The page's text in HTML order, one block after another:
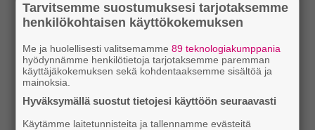
Tarvitsemme suostumuksesi tarjotaksemme
henkilökohtaisen käyttökokemuksen
Me ja huolellisesti valitsemamme89 teknologiakumppania
hyödynnämme henkilötietoja tarjotaksemme paremman
käyttäjäkokemuksen sekä kohdentaaksemme sisältöä ja
mainoksia.
Hyväksymällä suostut tietojesi käyttöön seuraavasti
Käytämme laitetunnisteita ja tallennamme evästeitä